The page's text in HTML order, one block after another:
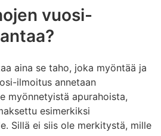
vuosi-
aina se taho, joka myöntää ja
ilmoitus annetaan
myönnetyistä apurahoista,
esimerkiksi
Sillä ei siis ole merkitystä, mille